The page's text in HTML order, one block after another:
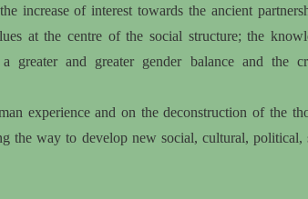
increase of interest towards the ancient
at the centre of the social structure; the
greater and greater gender balance and the
experience and on the deconstruction of the
the way to develop new social, cultural, political,